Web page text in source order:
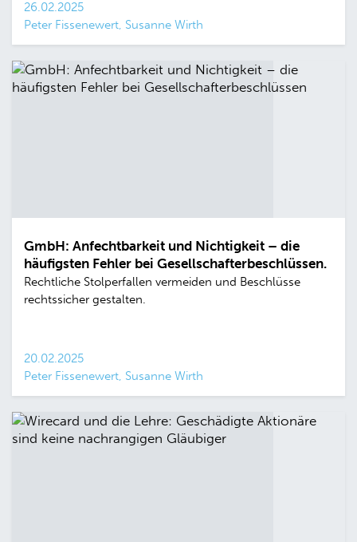
26.02.2025
Peter Fissenewert, Susanne Wirth
GmbH: Anfechtbarkeit und Nichtigkeit – die
häufigsten Fehler bei Gesellschafterbeschlüssen.
Rechtliche Stolperfallen vermeiden und Beschlüsse
rechtssicher gestalten.
20.02.2025
Peter Fissenewert, Susanne Wirth